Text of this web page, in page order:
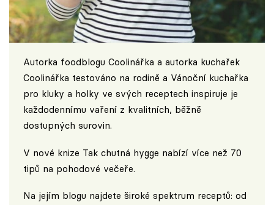
Autorka foodblogu Coolinářka a autorka kuchařek
Coolinářka testováno na rodině a Vánoční kuchařka
pro kluky a holky ve svých receptech inspiruje je
každodennímu vaření z kvalitních, běžně
dostupných surovin.
V nové knize Tak chutná hygge nabízí více než 70
tipů na pohodové večeře.
Na jejím blogu najdete široké spektrum receptů: od